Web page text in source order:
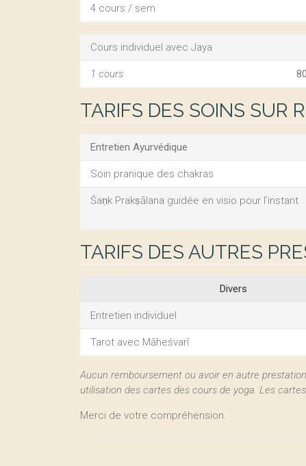
4 cours / sem
Cours individuel avec Jaya
1 cours
TARIFS DES SOINS SUR
Entretien Ayurvédique
Soin pranique des chakras
Śaṇk Prakṣālana guidée en visio pour l’instant
TARIFS DES AUTRES
Divers
Entretien individuel
Tarot avec Māheśvarī
Aucun remboursement ou avoir en autre
utilisation des cartes des cours de yoga. Les
Merci de votre compréhension.